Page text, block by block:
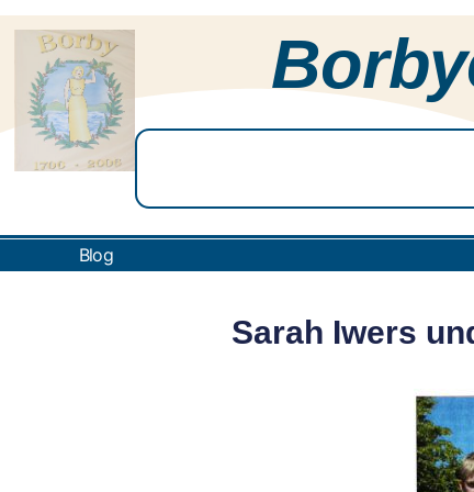
Blog
Sarah Iwers